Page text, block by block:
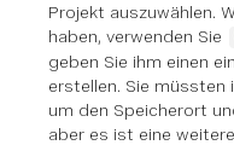
Projekt auszuwählen.
haben, verwenden Sie
geben Sie ihm einen
erstellen. Sie müssten
um den Speicherort
aber es ist eine